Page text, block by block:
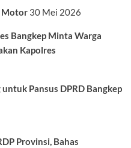
Motor 30 Mei 2026
Bangkep Minta Warga
Kapolres
Pansus DPRD Bangkep
Provinsi, Bahas